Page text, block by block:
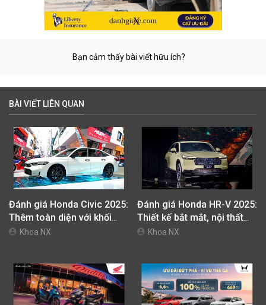
Bạn cảm thấy bài viết hữu ích?
BÀI VIẾT LIÊN QUAN
Đánh giá Honda Civic 2025:
Thêm toàn diện với khối
động cơ Hybrid vượt trội
Khoa NX
Đánh giá Honda HR-V 2025:
Thiết kế bắt mắt, nội thất
linh hoạt, động cơ e:HEV
Khoa NX